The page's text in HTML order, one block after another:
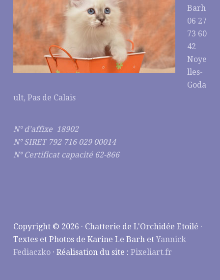
Barh
06 27
73 60
42
Noye
lles-
Goda
ult, Pas de Calais
N° d’affixe 18902
N° SIRET 792 716 029 00014
N° Certificat capacité 62-866
Copyright © 2026 · Chatterie de L'Orchidée Etoilé ·
Textes et Photos de Karine Le Barh etYannick
Fediaczko · Réalisation du site :Pixeliart.fr